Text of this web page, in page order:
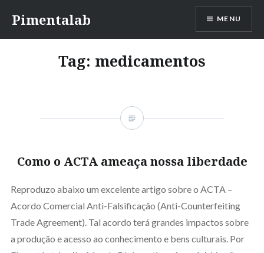
para
conteúdo
Pimentalab MENU
Tag: medicamentos
Como o ACTA ameaça nossa liberdade
Reproduzo abaixo um excelente artigo sobre o ACTA –
Acordo Comercial Anti-Falsificação (Anti-Counterfeiting
Trade Agreement). Tal acordo terá grandes impactos sobre
a produção e acesso ao conhecimento e bens culturais. Por